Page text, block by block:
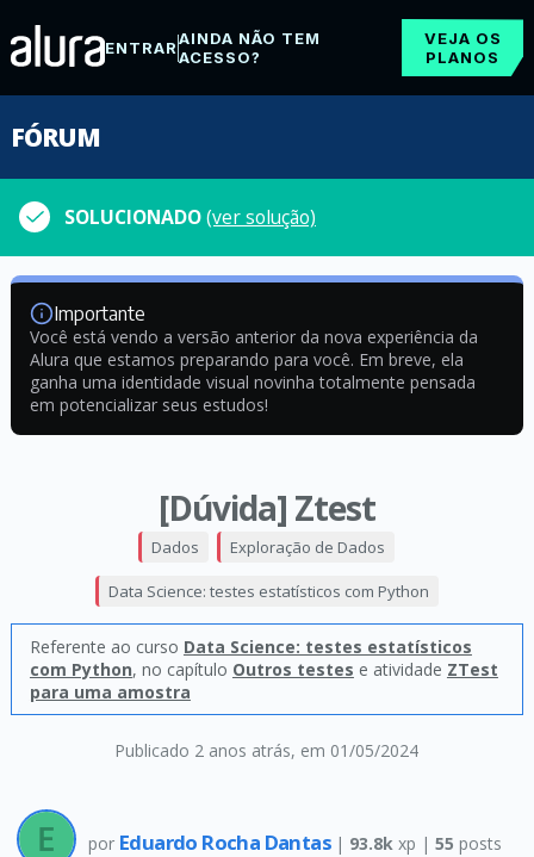
ENTRARAINDA NÃO TEM
ACESSO?
VEJA OS
PLANOS
FÓRUM
SOLUCIONADO(ver solução)
Importante
Você está vendo a versão anterior da nova experiência da
Alura que estamos preparando para você. Em breve, ela
ganha uma identidade visual novinha totalmente pensada
em potencializar seus estudos!
[Dúvida] Ztest
Publicado 2 anos atrás, em 01/05/2024
Dados Exploração de Dados
Data Science: testes estatísticos com Python
Referente ao curso Data Science: testes estatísticos
com Python, no capítulo Outros testes e atividade ZTest
para uma amostra
por Eduardo Rocha Dantas | 93.8k xp |55 posts